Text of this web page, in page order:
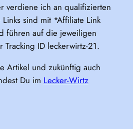
verdiene ich an qualifizierten
sind mit *Affiliate Link
führen auf die jeweiligen
Tracking ID leckerwirtz-21.
Artikel und zukünftig auch
Du im Lecker-Wirtz